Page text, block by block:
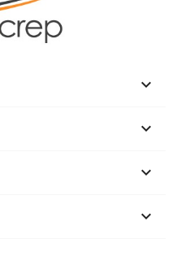
keyboard_arrow_down


